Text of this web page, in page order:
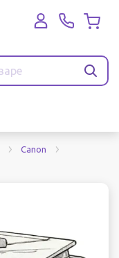
Canon